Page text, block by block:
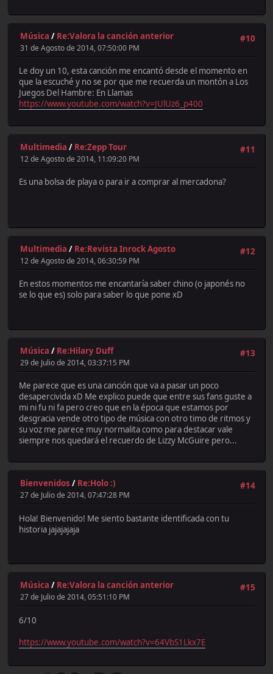
#10
Música / Re:Valora la canción anterior
31 de Agosto de 2014, 07:50:00 PM
Le doy un 10, esta canción me encantó desde el momento en
que la escuché y no se por que me recuerda un montón a Los
Juegos Del Hambre: En Llamas
https://www.youtube.com/watch?v=JUlUz6_p400
#11
Multimedia / Re:Zepp Tour
12 de Agosto de 2014, 11:09:20 PM
Es una bolsa de playa o para ir a comprar al mercadona?
#12
Multimedia / Re:Revista Inrock Agosto
12 de Agosto de 2014, 06:30:59 PM
En estos momentos me encantaría saber chino (o japonés no
se lo que es) solo para saber lo que pone xD
#13
Música / Re:Hilary Duff
29 de Julio de 2014, 03:37:15 PM
Me parece que es una canción que va a pasar un poco
desapercivida xD Me explico puede que entre sus fans guste a
mi ni fu ni fa pero creo que en la época que estamos por
desgracia vende otro tipo de música con otro timo de ritmos y
su voz me parece muy normalita como para destacar vale
siempre nos quedará el recuerdo de Lizzy McGuire pero...
#14
Bienvenidos / Re:Holo :)
27 de Julio de 2014, 07:47:28 PM
Hola! Bienvenido! Me siento bastante identificada con tu
historia jajajajaja
#15
Música / Re:Valora la canción anterior
27 de Julio de 2014, 05:51:10 PM
6/10
https://www.youtube.com/watch?v=64VbS1Lkx7E